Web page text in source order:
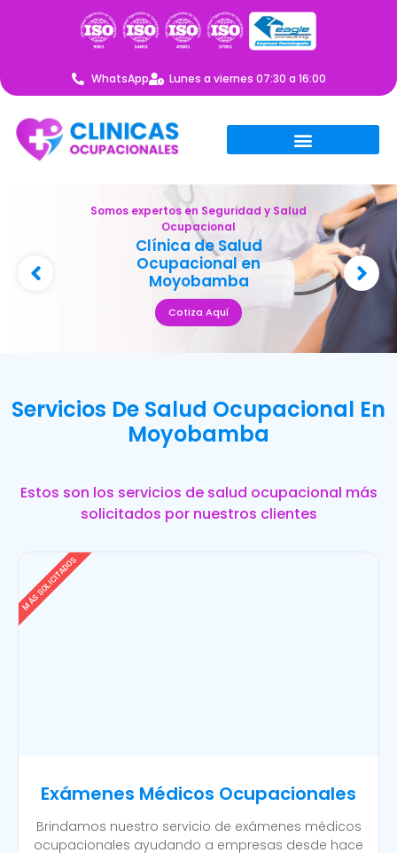
WhatsApp Lunes a viernes 07:30 a 16:00
Somos expertos en Seguridad y Salud
Ocupacional
Clínica de Salud
Ocupacional en
Moyobamba
Cotiza Aquí
Servicios De Salud Ocupacional En
Moyobamba
Estos son los servicios de salud ocupacional más
solicitados por nuestros clientes
Exámenes Médicos Ocupacionales
Brindamos nuestro servicio de exámenes médicos
ocupacionales ayudando a empresas desde hace
MÁS SOLICITADOS